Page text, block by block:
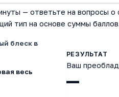
— ответьте на вопросы о
тип на основе суммы
блеск в
весь
—
Ваш